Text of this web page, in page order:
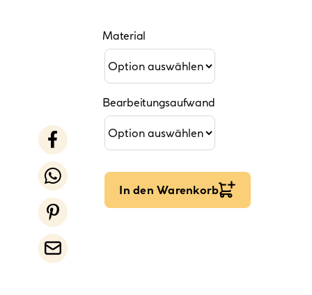
Material
Bearbeitungsaufwand
In den Warenkorb